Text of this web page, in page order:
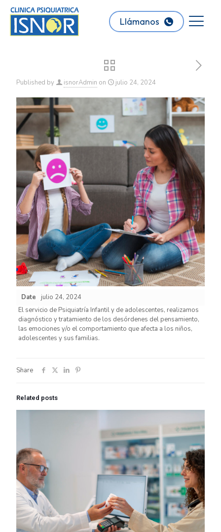
Llámanos
Published by isnorAdmin on julio 24, 2024
Date
julio 24, 2024
El servicio de Psiquiatría Infantil y de adolescentes, realizamos
diagnóstico y tratamiento de los desórdenes del pensamiento,
las emociones y/o el comportamiento que afecta a los niños,
adolescentes y sus familias.
Share
Related posts